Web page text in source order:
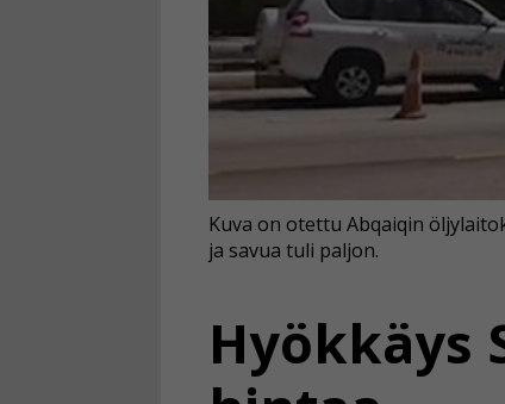
Hyökkäys
Kuva on otettu Abqaiqin
ja savua tuli paljon.